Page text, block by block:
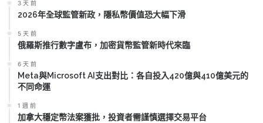
3 天 前
2026年全球監管新政，隱私幣價值恐大幅下滑
5 天 前
俄羅斯推行數字盧布，加密貨幣監管新時代來臨
6 天 前
Meta與Microsoft AI支出對比：各自投入420億與410億美元的
不同命運
1 週 前
加拿大穩定幣法案獲批，投資者需謹慎選擇交易平台